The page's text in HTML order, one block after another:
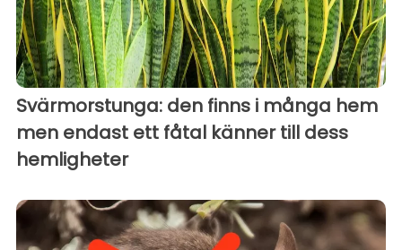
Svärmorstunga: den finns i många hem
men endast ett fåtal känner till dess
hemligheter